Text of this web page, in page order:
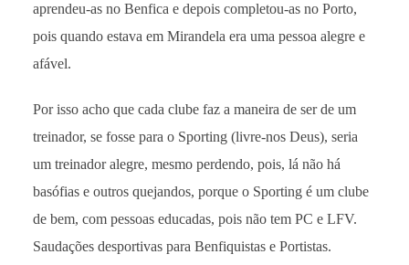
aprendeu-as no Benfica e depois completou-as no Porto,
pois quando estava em Mirandela era uma pessoa alegre e
afável.
Por isso acho que cada clube faz a maneira de ser de um
treinador, se fosse para o Sporting (livre-nos Deus), seria
um treinador alegre, mesmo perdendo, pois, lá não há
basófias e outros quejandos, porque o Sporting é um clube
de bem, com pessoas educadas, pois não tem PC e LFV.
Saudações desportivas para Benfiquistas e Portistas.